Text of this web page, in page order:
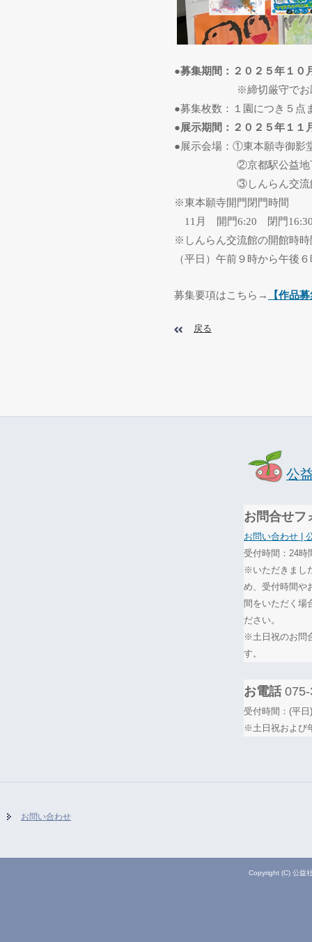
●募集期間：２０２５年１０
※締切厳守でお願い
●募集枚数：１園につき５点
●展示期間：２０２５年１１
●展示会場：①東本願寺御影
②京都駅公益地下ス
③しんらん交流
※東本願寺開門閉門時間
11 月 開門6:20 閉門
※しんらん交流館の開館時時
（平日）午前９時から午後
募集要項はこちら→ 【作品
戻る
公
お問合せフ
お問い合わせ |
受付時間：24時
※いただきまし
め、受付時間や
間をいただく場
ださい。
※土日祝のお問
す。
お電話075-
受付時間：(平
※土日祝および
お問い合わせ
Copyright (C) 公益